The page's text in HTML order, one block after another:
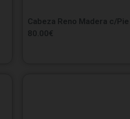
Cabeza Reno Madera c/Pie
80.00€